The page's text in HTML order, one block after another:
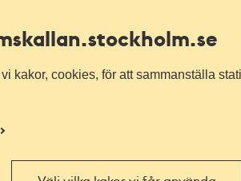
.stockholm.se
kakor, cookies, för att sammanställa